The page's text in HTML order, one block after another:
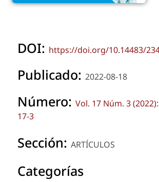
DOI: https://doi.org/10.14483/
Publicado: 2022-08-18
Número: Vol. 17 Núm. 3
17-3
Sección: ARTÍCULOS
Categorías